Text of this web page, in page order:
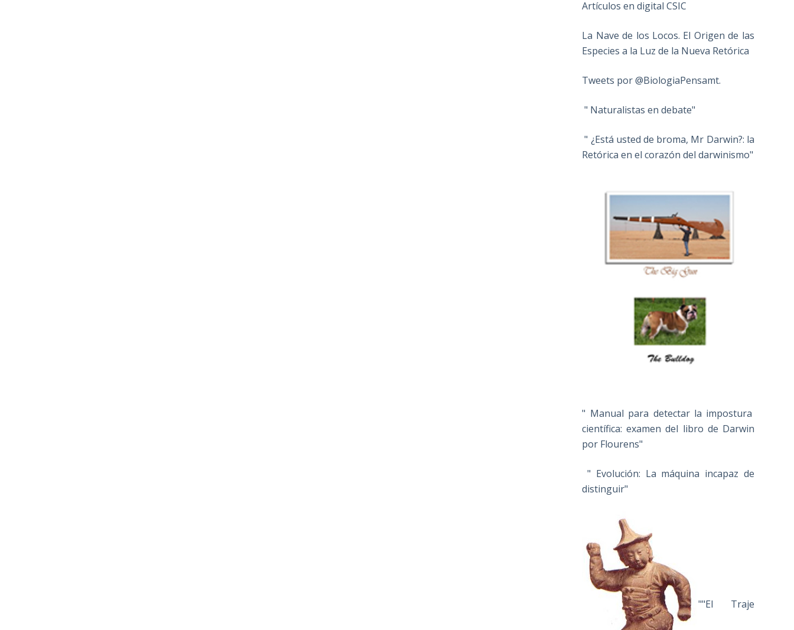
Artículos en digital CSIC
La Nave de los Locos. El Origen de las
Especies a la Luz de la Nueva Retórica
Tweets por @BiologiaPensamt.
" Naturalistas en debate"
" ¿Está usted de broma, Mr Darwin?: la
Retórica en el corazón del darwinismo"
" Manual para detectar la impostura
científica: examen del libro de Darwin
por Flourens"
" Evolución: La máquina incapaz de
distinguir"
""El Traje